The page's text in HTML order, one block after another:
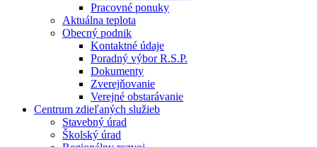
Pracovné ponuky
Aktuálna teplota
Obecný podnik
Kontaktné údaje
Poradný výbor R.S.P.
Dokumenty
Zverejňovanie
Verejné obstarávanie
Centrum zdieľaných služieb
Stavebný úrad
Školský úrad